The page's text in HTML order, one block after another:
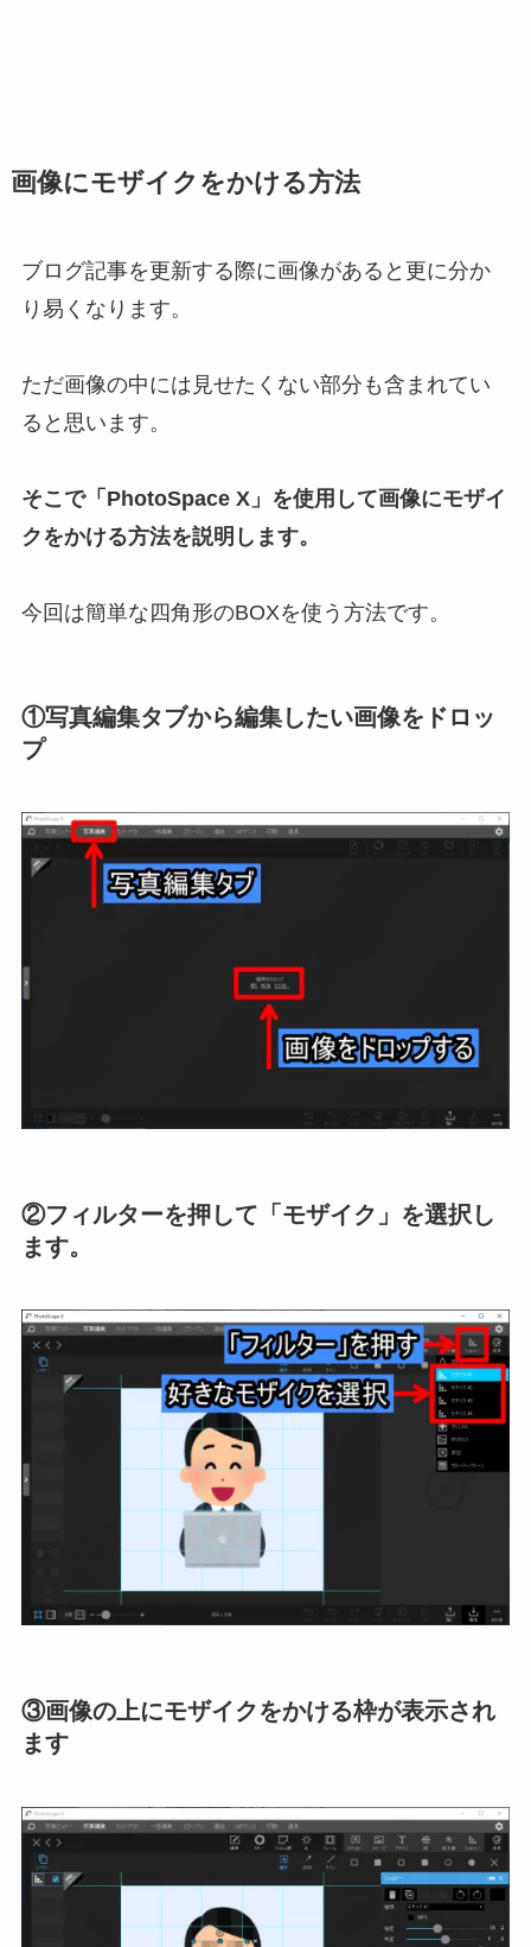
画像にモザイクをかける方法
ブログ記事を更新する際に画像があると更に分か
り易くなります。
ただ画像の中には見せたくない部分も含まれてい
ると思います。
そこで「PhotoSpace X」を使用して画像にモザイ
クをかける方法を説明します。
今回は簡単な四角形のBOXを使う方法です。
①写真編集タブから編集したい画像をドロッ
プ
②フィルターを押して「モザイク」を選択し
ます。
③画像の上にモザイクをかける枠が表示され
ます